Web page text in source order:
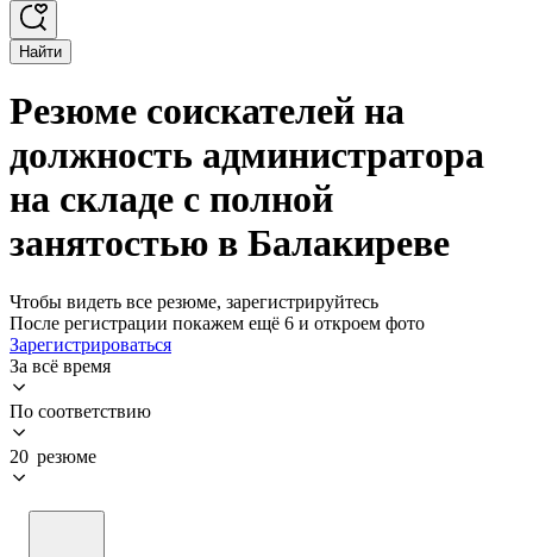
Найти
Резюме соискателей на
должность администратора
на складе с полной
занятостью в Балакиреве
Чтобы видеть все резюме, зарегистрируйтесь
После регистрации покажем ещё 6 и откроем фото
Зарегистрироваться
За всё время
По соответствию
20 резюме